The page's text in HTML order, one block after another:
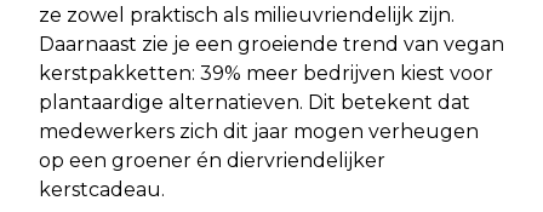
ze zowel praktisch als milieuvriendelijk zijn.
Daarnaast zie je een groeiende trend van vegan
kerstpakketten: 39% meer bedrijven kiest voor
plantaardige alternatieven. Dit betekent dat
medewerkers zich dit jaar mogen verheugen
op een groener én diervriendelijker
kerstcadeau.